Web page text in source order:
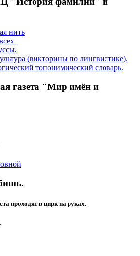
нить
(викторины по лингвистике).
топонимический словарь.
газета "Мир имён и
проходят в цирк на руках.